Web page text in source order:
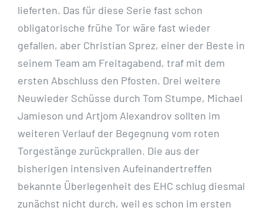
lieferten. Das für diese Serie fast schon
obligatorische frühe Tor wäre fast wieder
gefallen, aber Christian Sprez, einer der Beste in
seinem Team am Freitagabend, traf mit dem
ersten Abschluss den Pfosten. Drei weitere
Neuwieder Schüsse durch Tom Stumpe, Michael
Jamieson und Artjom Alexandrov sollten im
weiteren Verlauf der Begegnung vom roten
Torgestänge zurückprallen. Die aus der
bisherigen intensiven Aufeinandertreffen
bekannte Überlegenheit des EHC schlug diesmal
zunächst nicht durch, weil es schon im ersten